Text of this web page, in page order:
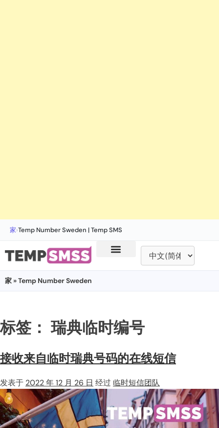
家›Temp Number Sweden | Temp SMS
家 » Temp Number Sweden
标签：瑞典临时编号
接收来自临时瑞典号码的在线短信
发表于 2022 年 12 月 26 日 经过 临时短信团队